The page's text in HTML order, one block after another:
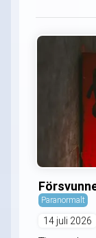
Paranormalt
14 juli 2026